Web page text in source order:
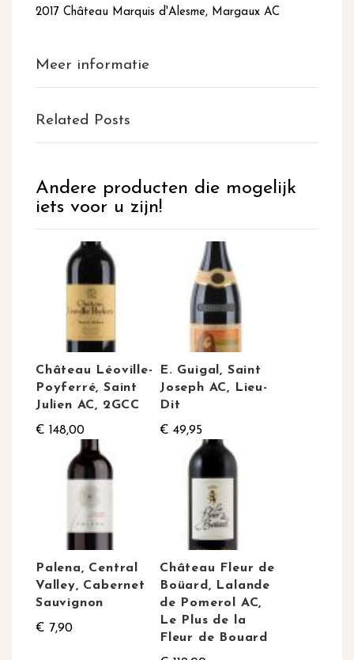
2017 Château Marquis d'Alesme, Margaux AC
Meer informatie
Related Posts
Andere producten die mogelijk
iets voor u zijn!
Château Léoville-
Poyferré, Saint
Julien AC, 2GCC
€ 148,00
E. Guigal, Saint
Joseph AC, Lieu-
Dit
€ 49,95
Palena, Central
Valley, Cabernet
Sauvignon
€ 7,90
Château Fleur de
Boüard, Lalande
de Pomerol AC,
Le Plus de la
Fleur de Bouard